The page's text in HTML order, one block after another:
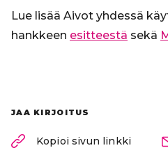
Lue lisää Aivot yhdessä
hankkeen esitteestä sekä
JAA KIRJOITUS
Kopioi sivun linkki